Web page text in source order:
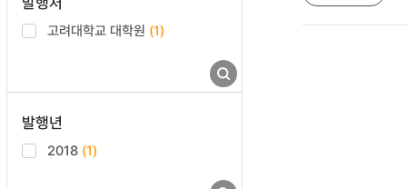
고려대학교 대학원 (1)
발행년
2018 (1)